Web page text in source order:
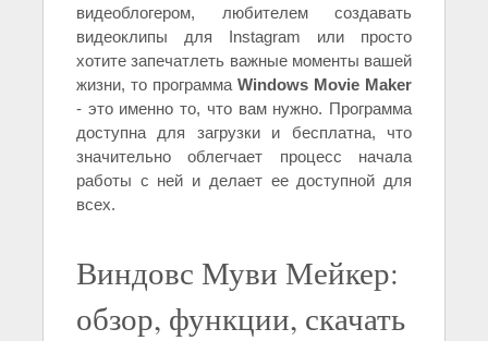
видеоблогером, любителем создавать
видеоклипы для Instagram или просто
хотите запечатлеть важные моменты вашей
жизни, то программа Windows Movie Maker
- это именно то, что вам нужно. Программа
доступна для загрузки и бесплатна, что
значительно облегчает процесс начала
работы с ней и делает ее доступной для
всех.
Виндовс Муви Мейкер:
обзор, функции, скачать